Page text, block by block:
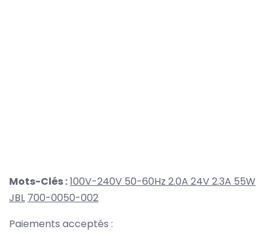
Mots-Clés :100V-240V 50-60Hz 2.0A 24V 2.3A 55W
JBL 700-0050-002
Paiements acceptés :